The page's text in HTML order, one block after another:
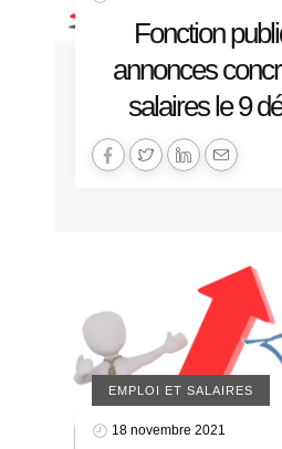
Fonction
annonces
salaires le 9
EMPLOI ET SALAIRES
18 novembre 2021